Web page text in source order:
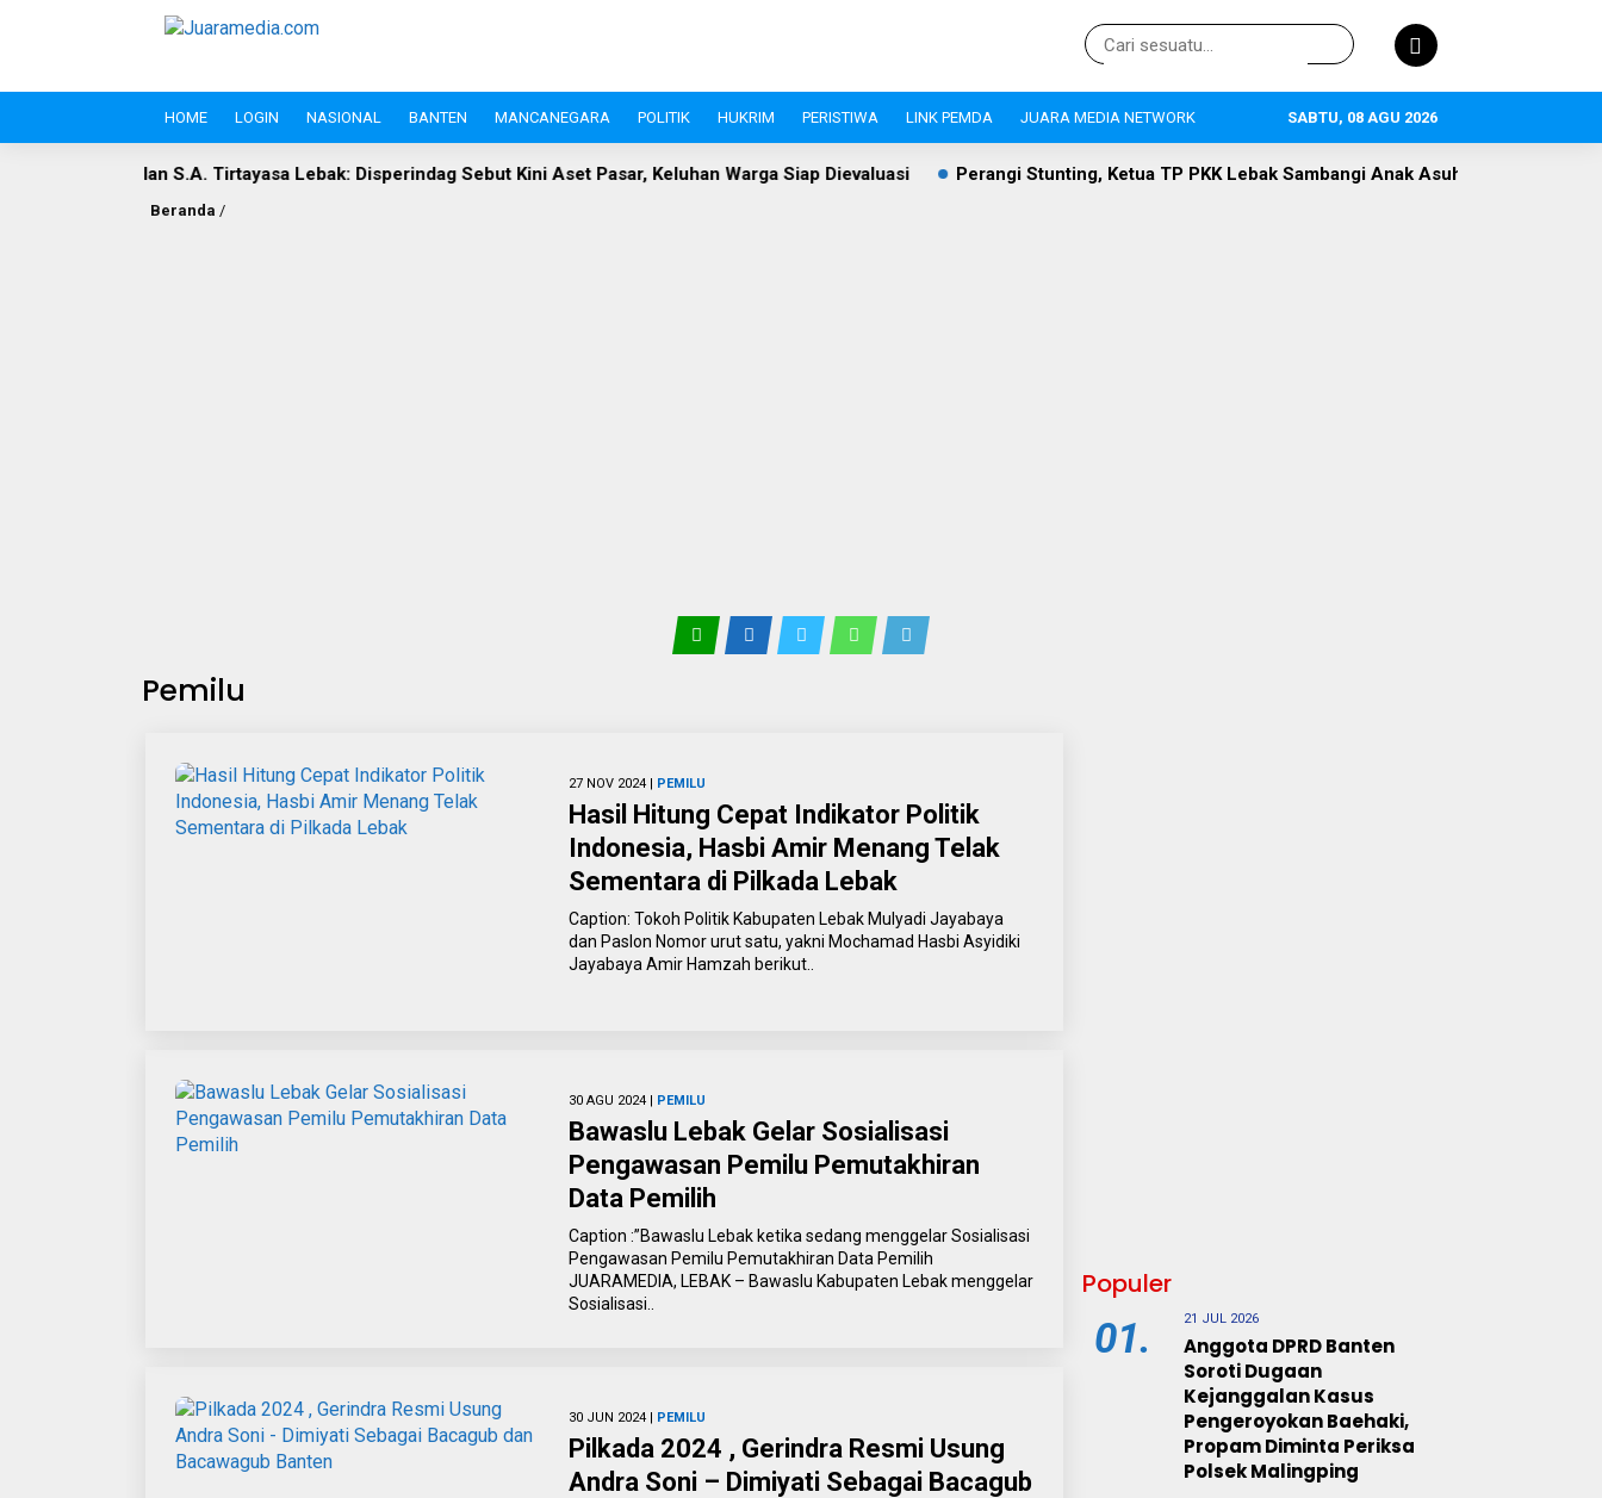
HOME LOGIN NASIONAL BANTEN MANCANEGARA POLITIK HUKRIM PERISTIWA LINK PEMDA JUARA MEDIA NETWORK SABTU, 08 AGU 2026
Tirtayasa Lebak: Disperindag Sebut Kini Aset Pasar, Keluhan Warga Siap Dievaluasi Perangi Stunting, Ketua TP PKK Lebak Sambangi Anak Asuh di Desa Curugpanjang
Beranda /
Pemilu
27 NOV 2024 | PEMILU
Hasil Hitung Cepat Indikator Politik
Indonesia, Hasbi Amir Menang Telak
Sementara di Pilkada Lebak
Caption: Tokoh Politik Kabupaten Lebak Mulyadi Jayabaya
dan Paslon Nomor urut satu, yakni Mochamad Hasbi Asyidiki
Jayabaya Amir Hamzah berikut..
30 AGU 2024 | PEMILU
Bawaslu Lebak Gelar Sosialisasi
Pengawasan Pemilu Pemutakhiran
Data Pemilih
Caption :”Bawaslu Lebak ketika sedang menggelar Sosialisasi
Pengawasan Pemilu Pemutakhiran Data Pemilih
JUARAMEDIA, LEBAK – Bawaslu Kabupaten Lebak menggelar
Sosialisasi..
30 JUN 2024 | PEMILU
Pilkada 2024 , Gerindra Resmi Usung
Andra Soni – Dimiyati Sebagai Bacagub
Populer
01. 21 JUL 2026
Anggota DPRD Banten
Soroti Dugaan
Kejanggalan Kasus
Pengeroyokan Baehaki,
Propam Diminta Periksa
Polsek Malingping